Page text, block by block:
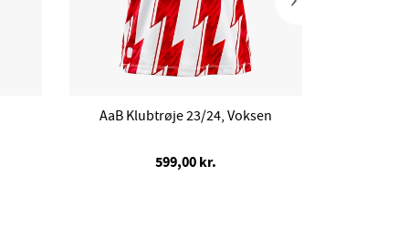
AaB Klubtrøje 23/24, Voksen
599,00 kr.